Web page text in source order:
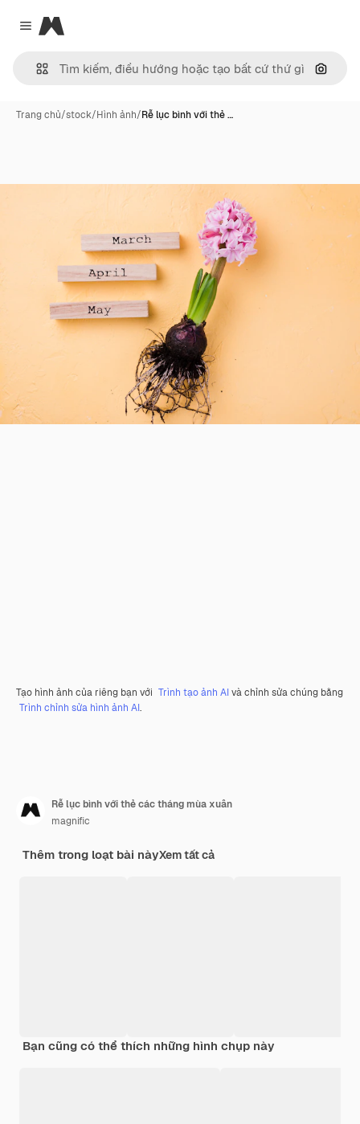
Close menu
Magnific
Tìm
Trang chủ/stock/Hình ảnh/Rễ lục bình với thẻ …
Tạo hình ảnh của riêng bạn với Trình tạo ảnh AIvà chỉnh sửa chúng bằng
Trình chỉnh sửa hình ảnh AI.
Rễ lục bình với thẻ các tháng mùa xuân
magnific
Thêm trong loạt bài nàyXem tất cả
Bạn cũng có thể thích những hình chụp này